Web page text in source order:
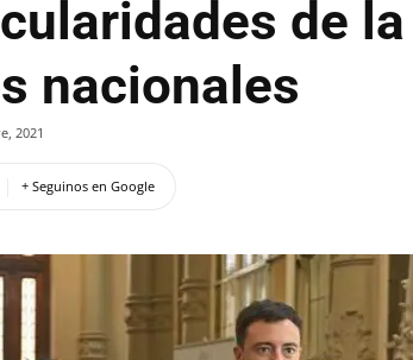
de
nacionales
2021
+ Seguinos en Google